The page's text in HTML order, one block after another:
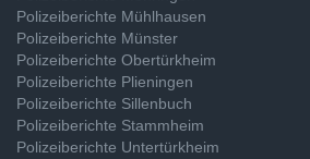
Polizeiberichte Mühlhausen
Polizeiberichte Münster
Polizeiberichte Obertürkheim
Polizeiberichte Plieningen
Polizeiberichte Sillenbuch
Polizeiberichte Stammheim
Polizeiberichte Untertürkheim